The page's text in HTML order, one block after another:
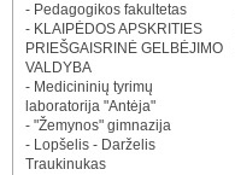
- Pedagogikos fakultetas
- KLAIPĖDOS APSKRITIES
PRIEŠGAISRINĖ GELBĖJIMO
VALDYBA
- Medicininių tyrimų
laboratorija "Antėja"
- "Žemynos" gimnazija
- Lopšelis - Darželis
Traukinukas